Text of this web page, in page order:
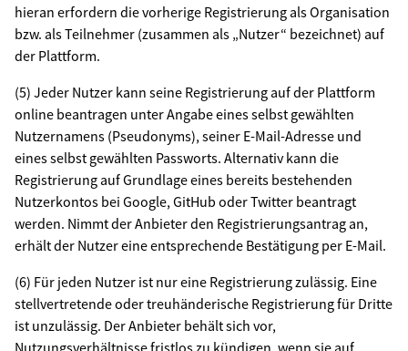
hieran erfordern die vorherige Registrierung als Organisation
bzw. als Teilnehmer (zusammen als „Nutzer“ bezeichnet) auf
der Plattform.
(5) Jeder Nutzer kann seine Registrierung auf der Plattform
online beantragen unter Angabe eines selbst gewählten
Nutzernamens (Pseudonyms), seiner E-Mail-Adresse und
eines selbst gewählten Passworts. Alternativ kann die
Registrierung auf Grundlage eines bereits bestehenden
Nutzerkontos bei Google, GitHub oder Twitter beantragt
werden. Nimmt der Anbieter den Registrierungsantrag an,
erhält der Nutzer eine entsprechende Bestätigung per E-Mail.
(6) Für jeden Nutzer ist nur eine Registrierung zulässig. Eine
stellvertretende oder treuhänderische Registrierung für Dritte
ist unzulässig. Der Anbieter behält sich vor,
Nutzungsverhältnisse fristlos zu kündigen, wenn sie auf